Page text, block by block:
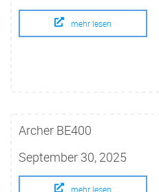
mehr lesen
Archer BE400
September 30, 2025
mehr lesen